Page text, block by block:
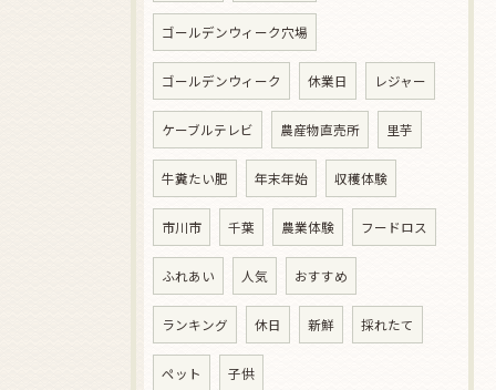
ゴールデンウィーク穴場
ゴールデンウィーク 休業日 レジャー
ケーブルテレビ 農産物直売所 里芋
牛糞たい肥 年末年始 収穫体験
市川市 千葉 農業体験 フードロス
ふれあい 人気 おすすめ
ランキング 休日 新鮮 採れたて
ペット 子供